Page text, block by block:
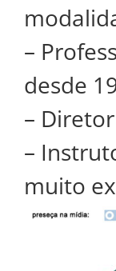
–
desde
–
–
muito